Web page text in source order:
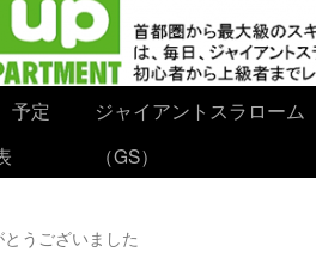
予定
ジャイアントスラローム
（GS）
うございました